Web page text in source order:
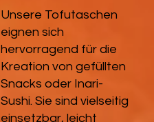
Unsere Tofutaschen
eignen sich
hervorragend für die
Kreation von gefüllten
Snacks oder Inari-
Sushi. Sie sind vielseitig
einsetzbar, leicht